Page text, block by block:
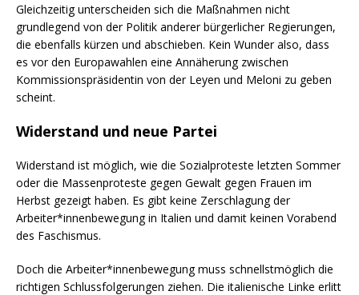
Gleichzeitig unterscheiden sich die Maßnahmen nicht
grundlegend von der Politik anderer bürgerlicher Regierungen,
die ebenfalls kürzen und abschieben. Kein Wunder also, dass
es vor den Europawahlen eine Annäherung zwischen
Kommissionspräsidentin von der Leyen und Meloni zu geben
scheint.
Widerstand und neue Partei
Widerstand ist möglich, wie die Sozialproteste letzten Sommer
oder die Massenproteste gegen Gewalt gegen Frauen im
Herbst gezeigt haben. Es gibt keine Zerschlagung der
Arbeiter*innenbewegung in Italien und damit keinen Vorabend
des Faschismus.
Doch die Arbeiter*innenbewegung muss schnellstmöglich die
richtigen Schlussfolgerungen ziehen. Die italienische Linke erlitt